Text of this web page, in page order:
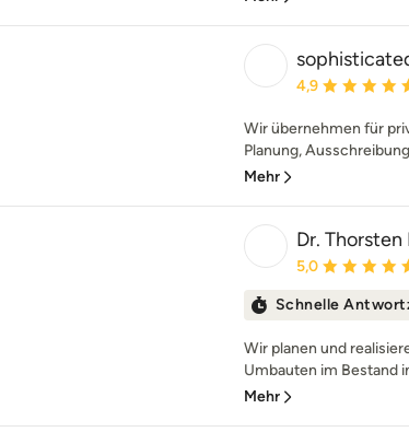
4,9
Wir übernehmen für
Planung,
Mehr
Dr.
5,0
Schnelle
Wir planen und
Umbauten im Bestand
Mehr